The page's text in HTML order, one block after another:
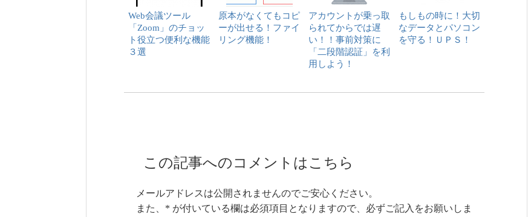
Web会議ツール
「Zoom」のチョッ
ト役立つ便利な機能
３選
原本がなくてもコピ
ーが出せる！ファイ
リング機能！
アカウントが乗っ取
られてからでは遅
い！！事前対策に
「二段階認証」を利
用しよう！
もしもの時に！大切
なデータとパソコン
を守る！ＵＰＳ！
この記事へのコメントはこちら
メールアドレスは公開されませんのでご安心ください。
また、 * が付いている欄は必須項目となりますので、必ずご記入をお願いしま